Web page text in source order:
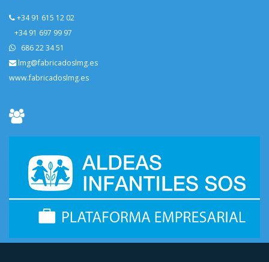
+34 91 615 12 02
+34 91 697 99 97
686 22 34 51
lmg@fabricadoslmg.es
www.fabricadoslmg.es